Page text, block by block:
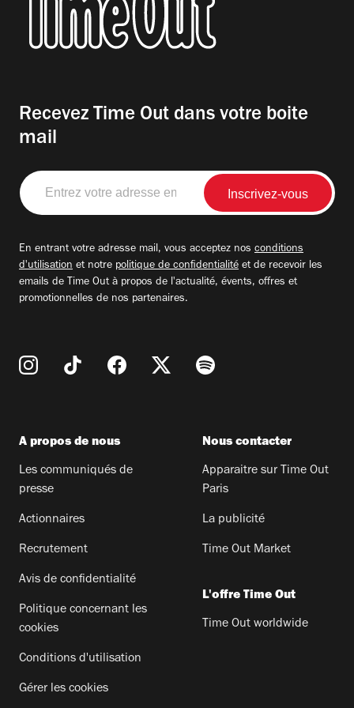
Recevez Time Out dans votre boite
mail
Entrez
votre
adresse
En entrant votre adresse mail, vous acceptez nos conditions
d'utilisation et notre politique de confidentialité et de recevoir les
emails de Time Out à propos de l'actualité, évents, offres et
promotionnelles de nos partenaires.
A propos de nous
Les communiqués de
presse
Actionnaires
Recrutement
Avis de confidentialité
Politique concernant les
cookies
Conditions d'utilisation
Gérer les cookies
Nous contacter
Apparaitre sur Time Out
Paris
La publicité
Time Out Market
L'offre Time Out
Time Out worldwide